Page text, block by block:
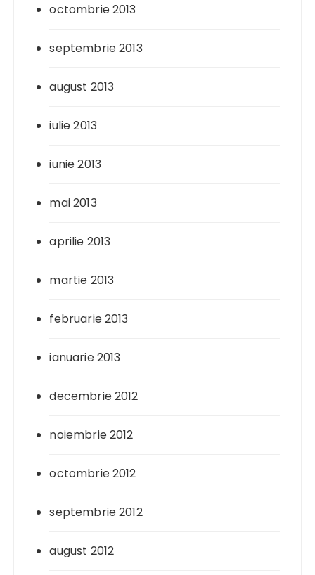
octombrie 2013
septembrie 2013
august 2013
iulie 2013
iunie 2013
mai 2013
aprilie 2013
martie 2013
februarie 2013
ianuarie 2013
decembrie 2012
noiembrie 2012
octombrie 2012
septembrie 2012
august 2012